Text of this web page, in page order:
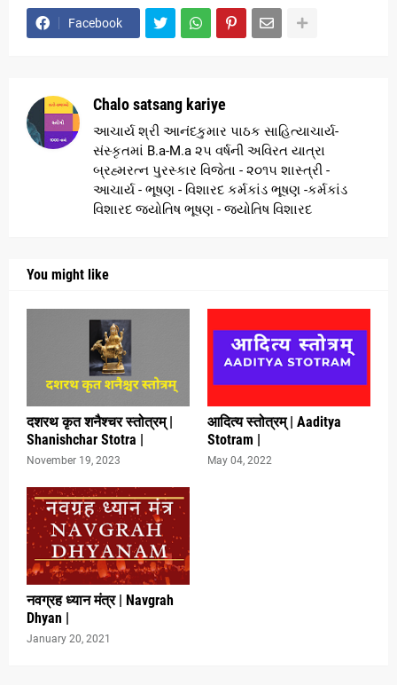
Facebook
Chalo satsang kariye
આચાર્ય શ્રી આનંદકુમાર પાઠક સાહિત્યાચાર્ય-
સંસ્કૃતમાં B.a-M.a ૨૫ વર્ષની અવિરત યાત્રા
બ્રહ્મરત્ન પુરસ્કાર વિજેતા - ૨૦૧૫ શાસ્ત્રી -
આચાર્ય - ભૂષણ - વિશારદ કર્મકાંડ ભૂષણ -કર્મકાંડ
વિશારદ જ્યોતિષ ભૂષણ - જ્યોતિષ વિશારદ
You might like
दशरथ कृत शनैश्चर स्तोत्रम् |
Shanishchar Stotra |
November 19, 2023
आदित्य स्तोत्रम् | Aaditya
Stotram |
May 04, 2022
नवग्रह ध्यान मंत्र | Navgrah
Dhyan |
January 20, 2021